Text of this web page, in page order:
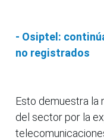
- Osiptel:
no registrados
Esto demuestra la
del sector por la